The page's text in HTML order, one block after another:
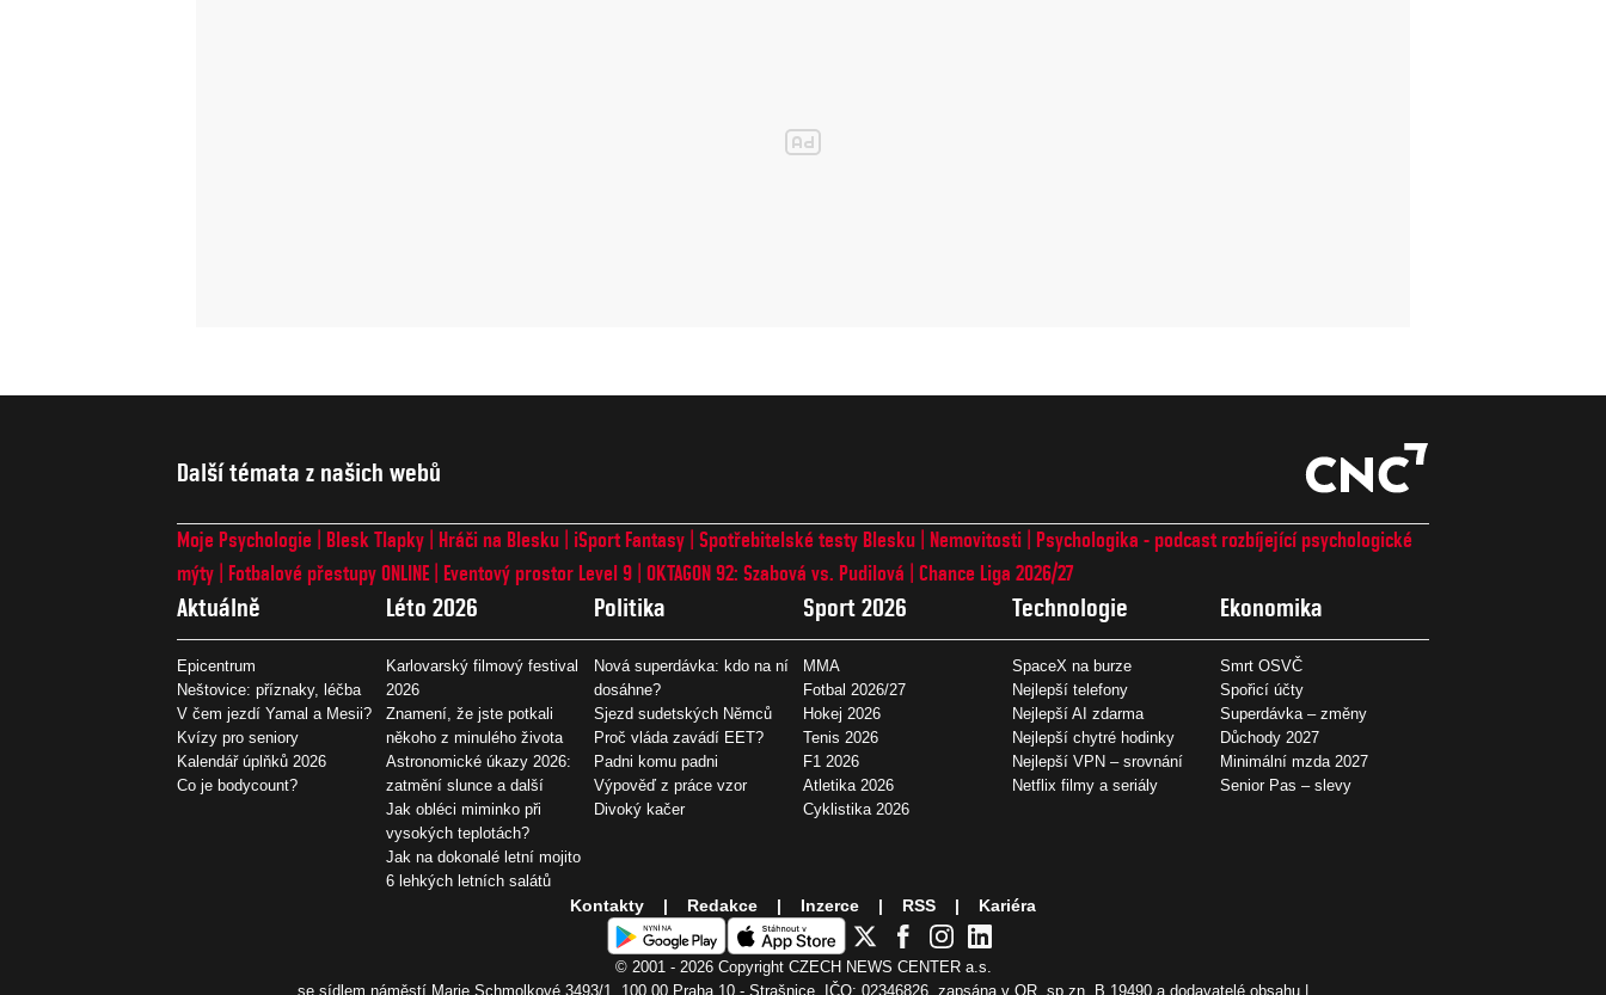
Další témata z našich webů
Moje Psychologie Blesk Tlapky Hráči na Blesku iSport Fantasy Spotřebitelské testy Blesku Nemovitosti
Psychologika - podcast rozbíjející psychologické
mýty
Fotbalové přestupy ONLINE Eventový prostor Level 9 OKTAGON 92: Szabová vs. Pudilová Chance Liga 2026/27
Aktuálně
Epicentrum
Neštovice: příznaky, léčba
V čem jezdí Yamal a Mesii?
Kvízy pro seniory
Kalendář úplňků 2026
Co je bodycount?
Léto 2026
Karlovarský filmový festival
2026
Znamení, že jste potkali
někoho z minulého života
Astronomické úkazy 2026:
zatmění slunce a další
Jak obléci miminko při
vysokých teplotách?
Jak na dokonalé letní mojito
6 lehkých letních salátů
Politika
Nová superdávka: kdo na ní
dosáhne?
Sjezd sudetských Němců
Proč vláda zavádí EET?
Padni komu padni
Výpověď z práce vzor
Divoký kačer
Sport 2026
MMA
Fotbal 2026/27
Hokej 2026
Tenis 2026
F1 2026
Atletika 2026
Cyklistika 2026
Technologie
SpaceX na burze
Nejlepší telefony
Nejlepší AI zdarma
Nejlepší chytré hodinky
Nejlepší VPN – srovnání
Netflix filmy a seriály
Ekonomika
Smrt OSVČ
Spořicí účty
Superdávka – změny
Důchody 2027
Minimální mzda 2027
Senior Pas – slevy
Kontakty Redakce Inzerce RSS Kariéra
© 2001 - 2026 Copyright CZECH NEWS CENTER a.s.
se sídlem náměstí Marie Schmolkové 3493/1, 100 00 Praha 10 - Strašnice, IČO: 02346826, zapsána v OR, sp.zn. B 19490 a dodavatelé obsahu